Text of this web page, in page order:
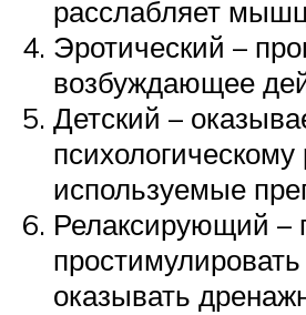
расслабляет
Эротический –
возбуждающее
Детский –
используемые
Релаксирующий –
оказывать